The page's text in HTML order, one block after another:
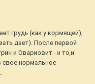
грудь (как у кормящей),
дает). После первой
и Овариовит - и то,и
свое нормальное